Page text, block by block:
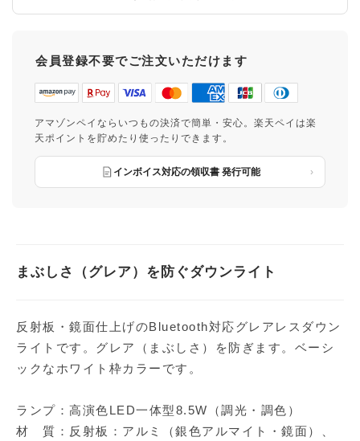
県
会員登録不要でご注文いただけます
アマゾンペイならいつもの決済で簡単・安心。楽天ペイは楽
天ポイントを貯めたり使ったりできます。
インボイス対応の領収書 発行可能
まぶしさ（グレア）を防ぐダウンライト
反射板・鏡面仕上げのBluetooth対応グレアレスダウン
ライトです。グレア（まぶしさ）を防ぎます。ベーシ
ックなホワイト枠カラーです。
ランプ：高演色LED一体型8.5W（調光・調色）
材 質：反射板：アルミ（銀色アルマイト・鏡面）、